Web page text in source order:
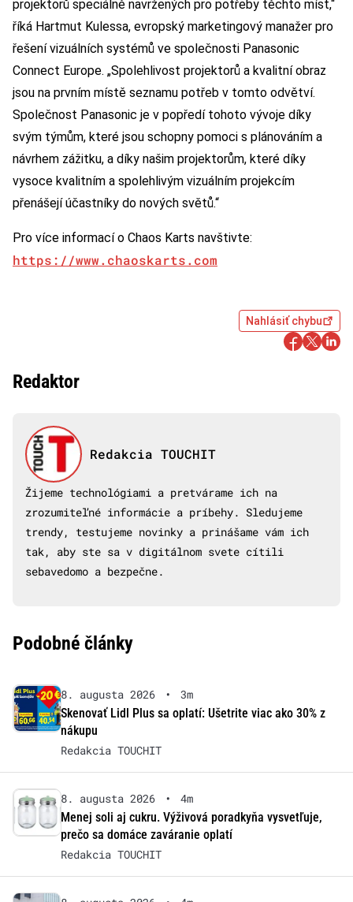
projektorů speciálně navržených pro potřeby těchto míst,“
říká Hartmut Kulessa, evropský marketingový manažer pro
řešení vizuálních systémů ve společnosti Panasonic
Connect Europe. „Spolehlivost projektorů a kvalitní obraz
jsou na prvním místě seznamu potřeb v tomto odvětví.
Společnost Panasonic je v popředí tohoto vývoje díky
svým týmům, které jsou schopny pomoci s plánováním a
návrhem zážitku, a díky našim projektorům, které díky
vysoce kvalitním a spolehlivým vizuálním projekcím
přenášejí účastníky do nových světů.“
Pro více informací o Chaos Karts navštivte:
https://www.chaoskarts.com
Nahlásiť chybu
Redaktor
Redakcia TOUCHIT
Žijeme technológiami a pretvárame ich na
zrozumiteľné informácie a príbehy. Sledujeme
trendy, testujeme novinky a prinášame vám ich
tak, aby ste sa v digitálnom svete cítili
sebavedomo a bezpečne.
Podobné články
8. augusta 2026 •
3m
Skenovať Lidl Plus sa oplatí: Ušetrite viac ako 30% z
nákupu
Redakcia TOUCHIT
8. augusta 2026 •
4m
Menej soli aj cukru. Výživová poradkyňa vysvetľuje,
prečo sa domáce zaváranie oplatí
Redakcia TOUCHIT